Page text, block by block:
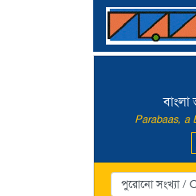
বাংলা
Parabaas, a